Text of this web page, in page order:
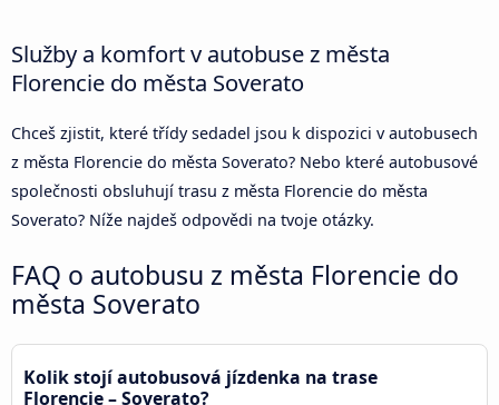
Služby a komfort v autobuse z města
Florencie do města Soverato
Chceš zjistit, které třídy sedadel jsou k dispozici v autobusech
z města Florencie do města Soverato? Nebo které autobusové
společnosti obsluhují trasu z města Florencie do města
Soverato? Níže najdeš odpovědi na tvoje otázky.
FAQ o autobusu z města Florencie do
města Soverato
Kolik stojí autobusová jízdenka na trase
Florencie – Soverato?